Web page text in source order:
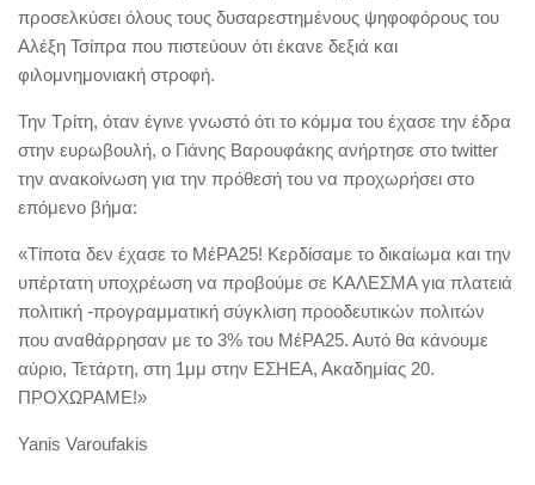
προσελκύσει όλους τους δυσαρεστημένους ψηφοφόρους του
Αλέξη Τσίπρα που πιστεύουν ότι έκανε δεξιά και
φιλομνημονιακή στροφή.
Την Τρίτη, όταν έγινε γνωστό ότι το κόμμα του έχασε την έδρα
στην ευρωβουλή, ο Γιάνης Βαρουφάκης ανήρτησε στο twitter
την ανακοίνωση για την πρόθεσή του να προχωρήσει στο
επόμενο βήμα:
«Τίποτα δεν έχασε το ΜέΡΑ25! Κερδίσαμε το δικαίωμα και την
υπέρτατη υποχρέωση να προβούμε σε ΚΑΛΕΣΜΑ για πλατειά
πολιτική -προγραμματική σύγκλιση προοδευτικών πολιτών
που αναθάρρησαν με το 3% του ΜέΡΑ25. Αυτό θα κάνουμε
αύριο, Τετάρτη, στη 1μμ στην ΕΣΗΕΑ, Ακαδημίας 20.
ΠΡΟΧΩΡΑΜΕ!»
Yanis Varoufakis